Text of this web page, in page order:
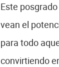
Este
vean el
para todo
convirtiendo